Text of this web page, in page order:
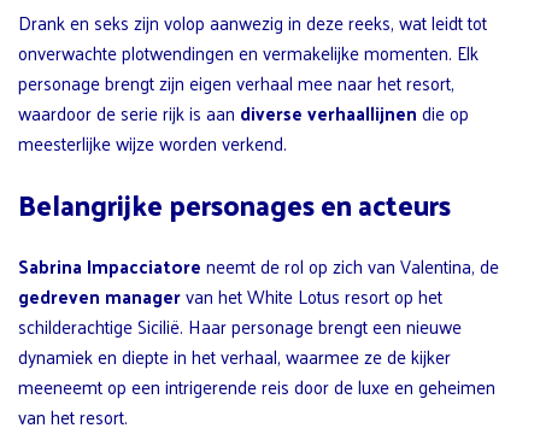
Drank en seks zijn volop aanwezig in deze reeks, wat leidt tot
onverwachte plotwendingen en vermakelijke momenten. Elk
personage brengt zijn eigen verhaal mee naar het resort,
waardoor de serie rijk is aan diverse verhaallijnendie op
meesterlijke wijze worden verkend.
Belangrijke personages en acteurs
Sabrina Impacciatoreneemt de rol op zich van Valentina, de
gedreven managervan het White Lotus resort op het
schilderachtige Sicilië. Haar personage brengt een nieuwe
dynamiek en diepte in het verhaal, waarmee ze de kijker
meeneemt op een intrigerende reis door de luxe en geheimen
van het resort.